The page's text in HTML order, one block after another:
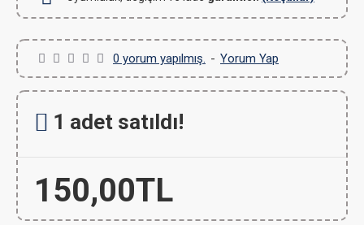
0 yorum yapılmış. - Yorum Yap
150,00TL
1 adet satıldı!